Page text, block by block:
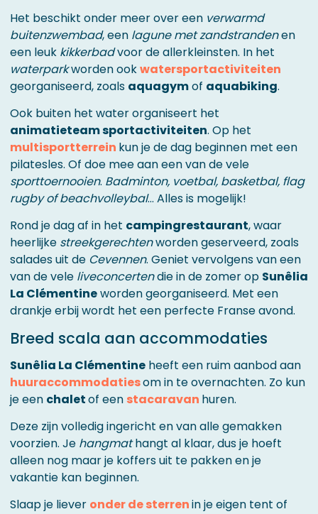
Het beschikt onder meer over een verwarmd
buitenzwembad, een lagune met zandstrandenen
een leuk kikkerbadvoor de allerkleinsten. In het
waterparkworden ookwatersportactiviteiten
georganiseerd, zoals aquagymof aquabiking.
Ook buiten het water organiseert het
animatieteam sportactiviteiten. Op het
multisportterrein kun je de dag beginnen met een
pilatesles. Of doe mee aan een van de vele
sporttoernooien. Badminton, voetbal, basketbal, flag
rugby of beachvolleybal… Alles is mogelijk!
Rond je dag af in het campingrestaurant, waar
heerlijke streekgerechtenworden geserveerd, zoals
salades uit de Cevennen. Geniet vervolgens van een
van de vele liveconcertendie in de zomer op Sunêlia
La Clémentineworden georganiseerd. Met een
drankje erbij wordt het een perfecte Franse avond.
Breed scala aan accommodaties
Sunêlia La Clémentine heeft een ruim aanbod aan
huuraccommodatiesom in te overnachten. Zo kun
je een chaletof een stacaravan huren.
Deze zijn volledig ingericht en van alle gemakken
voorzien. Je hangmathangt al klaar, dus je hoeft
alleen nog maar je koffers uit te pakken en je
vakantie kan beginnen.
Slaap je liever onder de sterrenin je eigen tent of